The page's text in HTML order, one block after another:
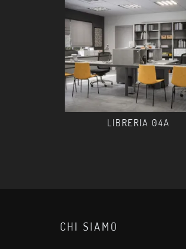
LIBRERIA 04A
CHI SIAMO